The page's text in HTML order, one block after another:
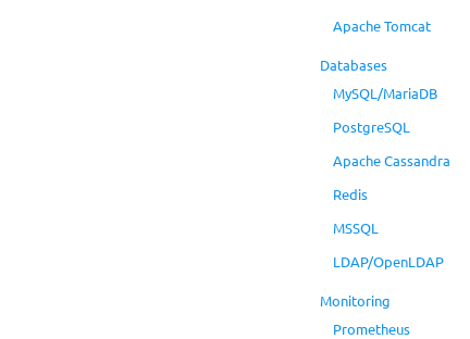
Apache Tomcat
Databases
MySQL/MariaDB
PostgreSQL
Apache Cassandra
Redis
MSSQL
LDAP/OpenLDAP
Monitoring
Prometheus